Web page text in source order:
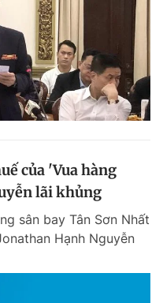
của 'Vua hàng
lãi khủng
sân bay Tân Sơn Nhất
Hạnh Nguyễn